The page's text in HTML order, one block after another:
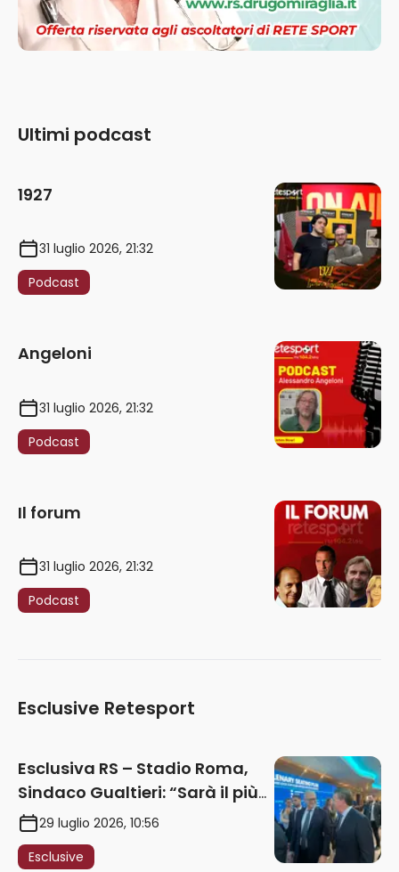
Ultimi podcast
1927
31 luglio 2026, 21:32
Podcast
Angeloni
31 luglio 2026, 21:32
Podcast
Il forum
31 luglio 2026, 21:32
Podcast
Esclusive Retesport
Esclusiva RS – Stadio Roma,
Sindaco Gualtieri: “Sarà il più
iconico del mondo. Assoluta
unità politica. Prima pietra nel
2027. Ricorsi strumentali?
29 luglio 2026, 10:56
Esclusive